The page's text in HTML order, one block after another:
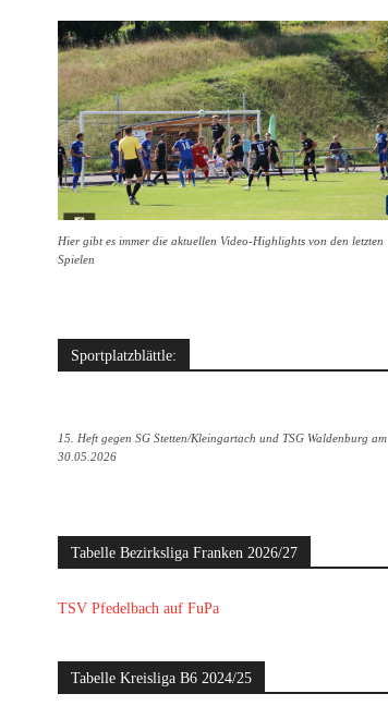
Hier gibt es immer die aktuellen Video-Highlights von den letzten
Spielen
Sportplatzblättle:
15. Heft gegen SG Stetten/Kleingartach und TSG Waldenburg am
30.05.2026
Tabelle Bezirksliga Franken 2026/27
TSV Pfedelbach auf FuPa
Tabelle Kreisliga B6 2024/25